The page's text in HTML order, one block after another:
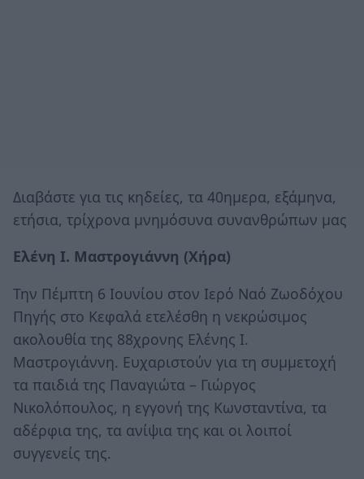
Διαβάστε για τις κηδείες, τα 40ημερα, εξάμηνα,
ετήσια, τρίχρονα μνημόσυνα συνανθρώπων μας
Ελένη Ι. Μαστρογιάννη (Χήρα)
Την Πέμπτη 6 Ιουνίου στον Ιερό Ναό Ζωοδόχου
Πηγής στο Κεφαλά ετελέσθη η νεκρώσιμος
ακολουθία της 88χρονης Ελένης Ι.
Μαστρογιάννη. Ευχαριστούν για τη συμμετοχή
τα παιδιά της Παναγιώτα – Γιώργος
Νικολόπουλος, η εγγονή της Κωνσταντίνα, τα
αδέρφια της, τα ανίψια της και οι λοιποί
συγγενείς της.